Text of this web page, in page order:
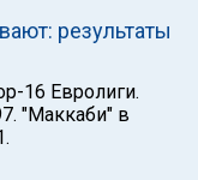
результаты
16 Евролиги.
"Маккаби" в